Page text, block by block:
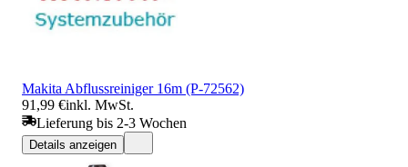
Makita Abflussreiniger 16m (P-72562)
91,99 €inkl. MwSt.
Lieferung bis 2-3 Wochen
Details anzeigen